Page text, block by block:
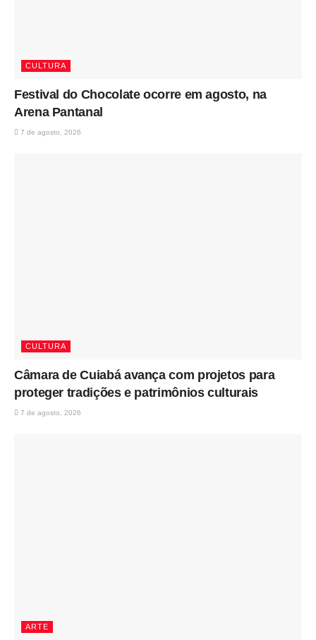
CULTURA
Festival do Chocolate ocorre em agosto, na
Arena Pantanal
7 de agosto, 2026
CULTURA
Câmara de Cuiabá avança com projetos para
proteger tradições e patrimônios culturais
7 de agosto, 2026
ARTE